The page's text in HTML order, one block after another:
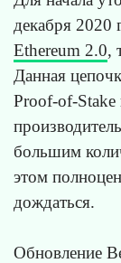
декабря 2020
Ethereum 2.0,
Данная
Proof-of-Stake
большим
этом
дождаться.
Обновление